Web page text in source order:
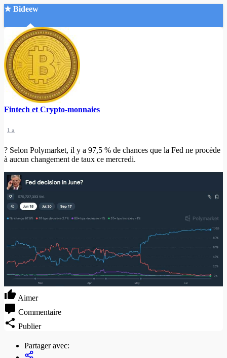
★ Bideew
Accueil
Recherche Avancée
Créer un compte
Mode nuit
Fintech et Crypto-monnaies
1 a
? Selon Polymarket, il y a 97,5 % de chances que la Fed ne procède
à aucun changement de taux ce mercredi.
Aimer
Commentaire
Publier
Partager avec: